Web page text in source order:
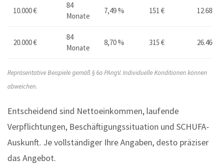
10.000 €
84
Monate
7,49 % 151 € 12.684 €
20.000 €
84
Monate
8,70 % 315 € 26.460 €
Repräsentative Beispiele gemäß § 6a PAngV. Individuelle Konditionen können
abweichen.
Entscheidend sind Nettoeinkommen, laufende
Verpflichtungen, Beschäftigungssituation und SCHUFA-
Auskunft. Je vollständiger Ihre Angaben, desto präziser
das Angebot.